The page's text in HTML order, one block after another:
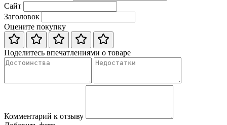
Сайт
Заголовок
Оцените покупку
Поделитесь впечатлениями о товаре
Комментарий к отзыву